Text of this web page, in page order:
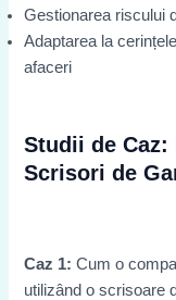
Gestionarea riscului
Adaptarea la
afaceri
Studii de
Scrisori de
Caz 1: Cum o
utilizând o scrisoare